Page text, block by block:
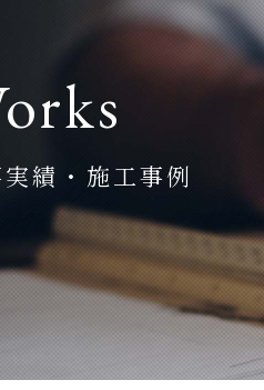
績・施工事例